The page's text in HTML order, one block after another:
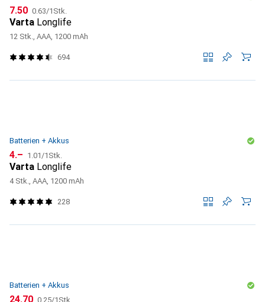
CHF
7.50 CHF
0.63/1Stk.
Varta Longlife
12 Stk., AAA, 1200 mAh
694
Batterien + Akkus
CHF
4.– CHF
1.01/1Stk.
Varta Longlife
4 Stk., AAA, 1200 mAh
228
Batterien + Akkus
CHF
24.70 CHF
0.25/1Stk.